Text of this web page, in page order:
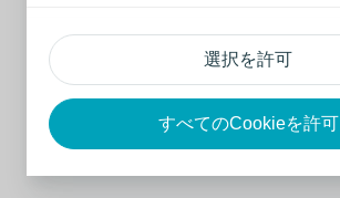
選択を許可
すべてのCookieを許可
ド
詳しく見る